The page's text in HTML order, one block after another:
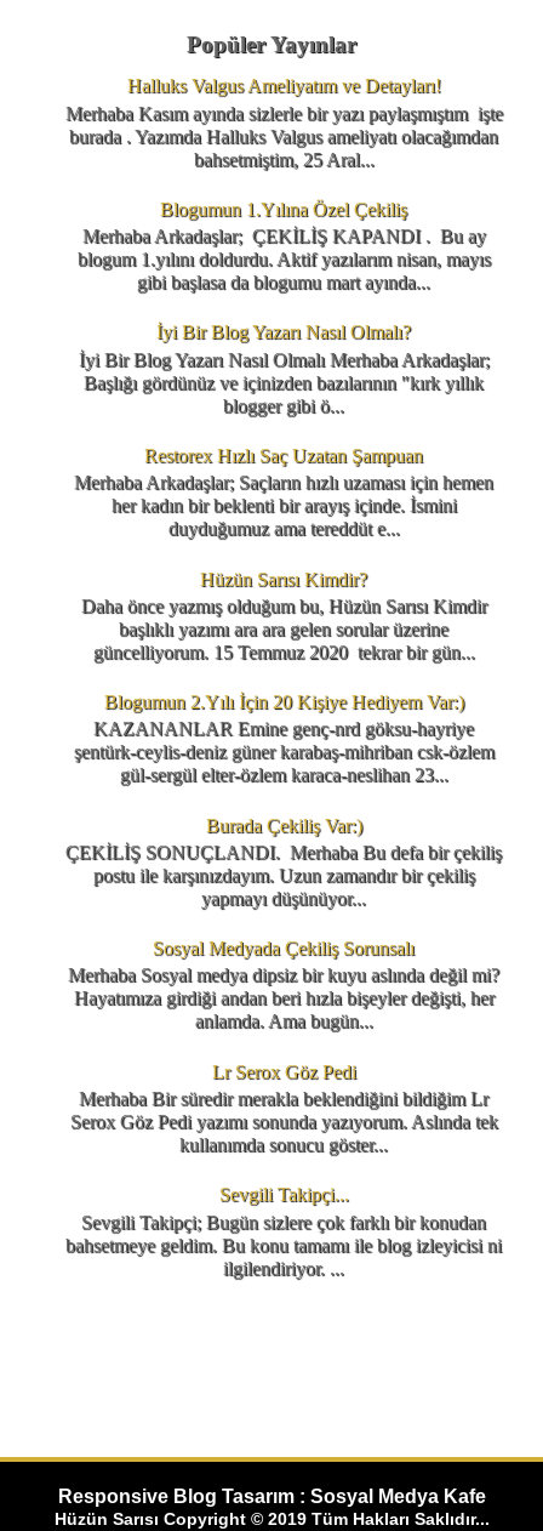
Popüler Yayınlar
Halluks Valgus Ameliyatım ve Detayları!
Merhaba Kasım ayında sizlerle bir yazı paylaşmıştım işte
burada . Yazımda Halluks Valgus ameliyatı olacağımdan
bahsetmiştim, 25 Aral...
Blogumun 1.Yılına Özel Çekiliş
Merhaba Arkadaşlar; ÇEKİLİŞ KAPANDI . Bu ay
blogum 1.yılını doldurdu. Aktif yazılarım nisan, mayıs
gibi başlasa da blogumu mart ayında...
İyi Bir Blog Yazarı Nasıl Olmalı?
İyi Bir Blog Yazarı Nasıl Olmalı Merhaba Arkadaşlar;
Başlığı gördünüz ve içinizden bazılarının "kırk yıllık
blogger gibi ö...
Restorex Hızlı Saç Uzatan Şampuan
Merhaba Arkadaşlar; Saçların hızlı uzaması için hemen
her kadın bir beklenti bir arayış içinde. İsmini
duyduğumuz ama tereddüt e...
Hüzün Sarısı Kimdir?
Daha önce yazmış olduğum bu, Hüzün Sarısı Kimdir
başlıklı yazımı ara ara gelen sorular üzerine
güncelliyorum. 15 Temmuz 2020 tekrar bir gün...
Blogumun 2.Yılı İçin 20 Kişiye Hediyem Var:)
KAZANANLAR Emine genç-nrd göksu-hayriye
şentürk-ceylis-deniz güner karabaş-mihriban csk-özlem
gül-sergül elter-özlem karaca-neslihan 23...
Burada Çekiliş Var:)
ÇEKİLİŞ SONUÇLANDI. Merhaba Bu defa bir çekiliş
postu ile karşınızdayım. Uzun zamandır bir çekiliş
yapmayı düşünüyor...
Sosyal Medyada Çekiliş Sorunsalı
Merhaba Sosyal medya dipsiz bir kuyu aslında değil mi?
Hayatımıza girdiği andan beri hızla bişeyler değişti, her
anlamda. Ama bugün...
Lr Serox Göz Pedi
Merhaba Bir süredir merakla beklendiğini bildiğim Lr
Serox Göz Pedi yazımı sonunda yazıyorum. Aslında tek
kullanımda sonucu göster...
Sevgili Takipçi...
Sevgili Takipçi; Bugün sizlere çok farklı bir konudan
bahsetmeye geldim. Bu konu tamamı ile blog izleyicisi ni
ilgilendiriyor. ...
Responsive Blog Tasarım : Sosyal Medya Kafe
Hüzün Sarısı Copyright © 2019 Tüm Hakları Saklıdır...